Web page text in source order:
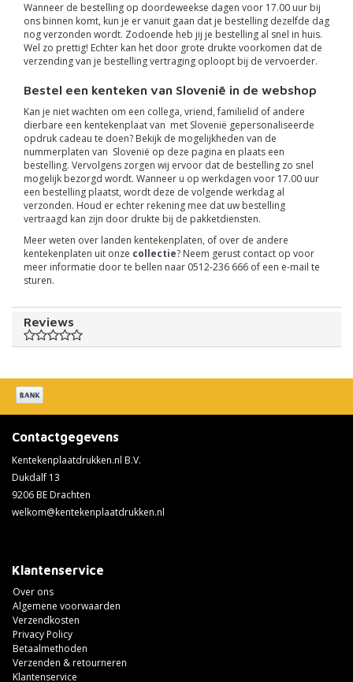
Wanneer de bestelling op doordeweekse dagen voor 17.00 uur bij
ons binnen komt, kun je er vanuit gaan dat je bestelling dezelfde dag
nog verzonden wordt. Zodoende heb jij je bestelling al snel in huis.
Wel zo prettig! Echter kan het door grote drukte voorkomen dat de
verzending van je bestelling vertraging oploopt bij de vervoerder.
Bestel een kenteken van Slovenië in de webshop
Kan je niet wachten om een collega, vriend, familielid of andere
dierbare een kentekenplaat van met Slovenië gepersonaliseerde
opdruk cadeau te doen? Bekijk de mogelijkheden van de
nummerplaten van Slovenië op deze pagina en plaats een
bestelling. Vervolgens zorgen wij ervoor dat de bestelling zo snel
mogelijk bezorgd wordt. Wanneer u op werkdagen voor 17.00 uur
een bestelling plaatst, wordt deze de volgende werkdag al
verzonden. Houd er echter rekening mee dat uw bestelling
vertraagd kan zijn door drukte bij de pakketdiensten.
Meer weten over landen kentekenplaten, of over de andere
kentekenplaten uit onze collectie? Neem gerust contact op voor
meer informatie door te bellen naar 0512-236 666 of een e-mail te
sturen.
Reviews
Contactgegevens
Kentekenplaatdrukken.nl B.V.
Dukdalf 13
9206 BE Drachten
welkom@kentekenplaatdrukken.nl
Klantenservice
Over ons
Algemene voorwaarden
Verzendkosten
Privacy Policy
Betaalmethoden
Verzenden & retourneren
Klantenservice